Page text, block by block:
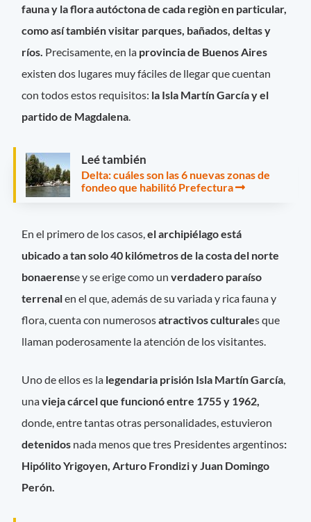
fauna y la flora autóctona de cada regiòn en particular,
como así también visitar parques, bañados, deltas y
ríos. Precisamente, en la provincia de Buenos Aires
existen dos lugares muy fáciles de llegar que cuentan
con todos estos requisitos: la Isla Martín García y el
partido de Magdalena
Leé también
Delta: cuáles son las 6 nuevas zonas de
fondeo que habilitó Prefectura
En el primero de los casos,el archipiélago está
ubicado a tan solo 40 kilómetros de la costa del norte
bonaerense y se erige como unverdadero paraíso
terrenalen el que, además de su variada y rica fauna y
flora, cuenta con numerososatractivos culturales que
llaman poderosamente la atención de los visitantes.
Uno de ellos es la legendaria prisión Isla Martín García,
unavieja cárcel que funcionó entre 1755 y 1962,
donde, entre tantas otras personalidades, estuvieron
detenidos nada menos que tres Presidentes argentinos:
Hipólito Yrigoyen, Arturo Frondizi y Juan Domingo
Perón.